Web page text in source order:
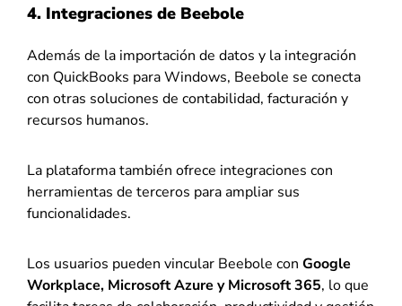
4. Integraciones de Beebole
Además de la importación de datos y la integración
con QuickBooks para Windows, Beebole se conecta
con otras soluciones de contabilidad, facturación y
recursos humanos.
La plataforma también ofrece integraciones con
herramientas de terceros para ampliar sus
funcionalidades.
Los usuarios pueden vincular Beebole con Google
Workplace, Microsoft Azure y Microsoft 365, lo que